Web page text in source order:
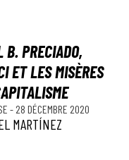
B. PRECIADO,
ET LES MISÈRES
- 28 DÉCEMBRE 2020
MARTÍNEZ